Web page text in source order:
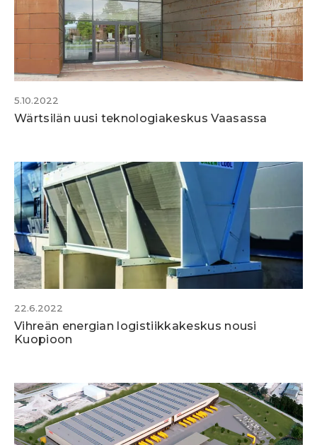
5.10.2022
Wärtsilän uusi teknologiakeskus Vaasassa
22.6.2022
Vihreän energian logistiikkakeskus nousi
Kuopioon